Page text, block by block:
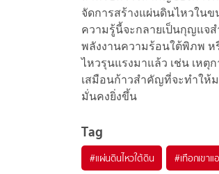
จัดการสร้างแผ่นดินไหวใน
ความรู้นี้จะกลายเป็นกุญแจ
พลังงานความร้อนใต้พิภพ ห
ไหวรุนแรงมาแล้ว เช่น เหตุ
เสมือนก้าวสำคัญที่จะทำให้
มั่นคงยิ่งขึ้น
Tag
#แผ่นดินไหวใต้ดิน #เทือกเขา